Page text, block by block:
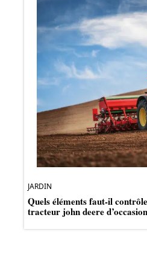
JARDIN
Quels éléments faut-il
tracteur john deere